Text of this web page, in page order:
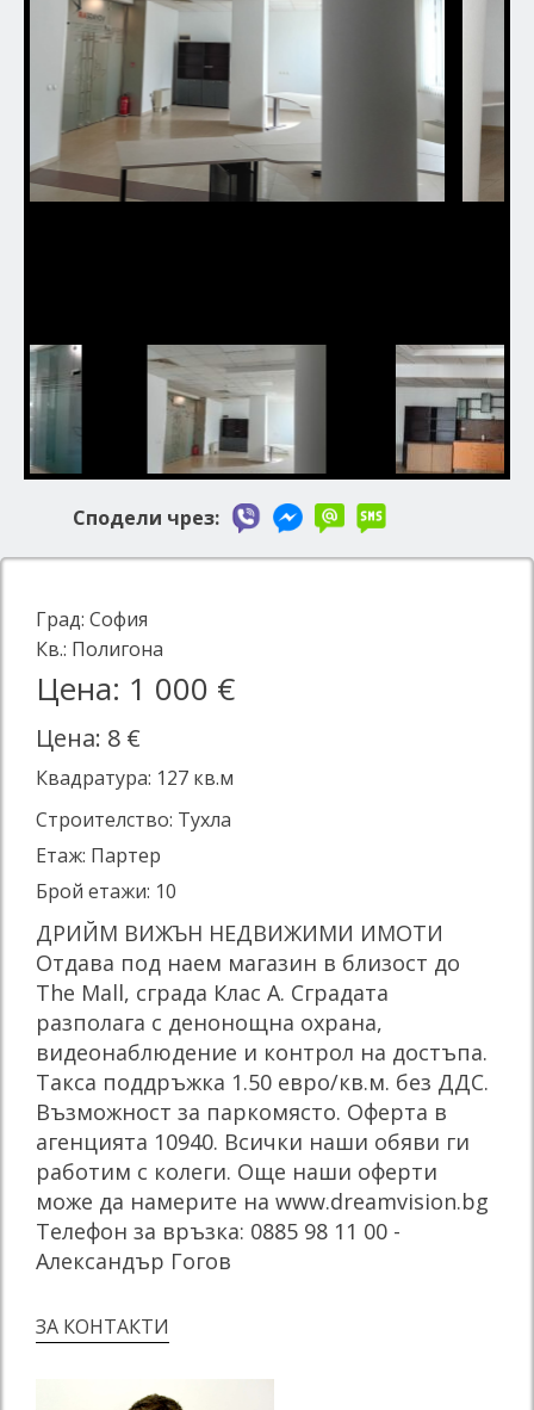
Сподели чрез:
Град: София
Кв.: Полигона
Цена: 1 000 €
Цена: 8 €
Квадратура: 127 кв.м
Строителство: Тухла
Етаж: Партер
Брой етажи: 10
ДРИЙМ ВИЖЪН НЕДВИЖИМИ ИМОТИ
Отдава под наем магазин в близост до
The Mall, сграда Клас А. Сградата
разполага с денонощна охрана,
видеонаблюдение и контрол на достъпа.
Такса поддръжка 1.50 евро/кв.м. без ДДС.
Възможност за паркомясто. Оферта в
агенцията 10940. Всички наши обяви ги
работим с колеги. Още наши оферти
може да намерите на www.dreamvision.bg
Телефон за връзка: 0885 98 11 00 -
Александър Гогов
ЗА КОНТАКТИ